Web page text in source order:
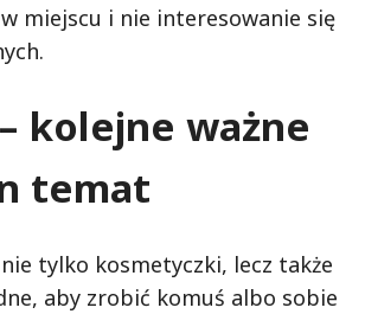
miejscu i nie interesowanie się
kolejne ważne
temat
tylko kosmetyczki, lecz także
aby zrobić komuś albo sobie